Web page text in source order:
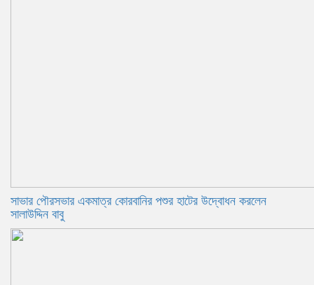
সাভার পৌরসভার একমাত্র কোরবানির পশুর হাটের উদ্বোধন করলেন
সালাউদ্দিন বাবু